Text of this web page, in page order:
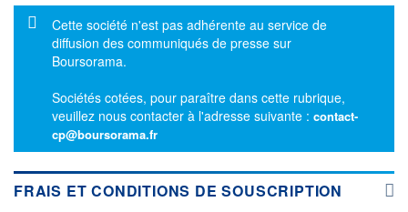
Message d'information
Cette société n'est pas adhérente au service de
diffusion des communiqués de presse sur
Boursorama.
Sociétés cotées, pour paraître dans cette rubrique,
veuillez nous contacter à l'adresse suivante : contact-
cp@boursorama.fr
FRAIS ET CONDITIONS DE SOUSCRIPTION